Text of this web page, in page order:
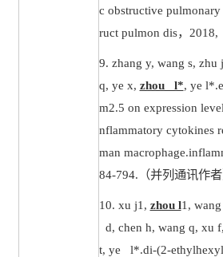
c obstructive
ruct pulmon dis， 2018,
9. zhang y, wang s,
q, ye x, zhou l*, ye
m2.5 on expression
nflammatory cytokines
man
84-794. （并列通讯作者
10. xu j1, zhou l1,
d, chen h, wang q, xu
t, ye l*.di-(2-